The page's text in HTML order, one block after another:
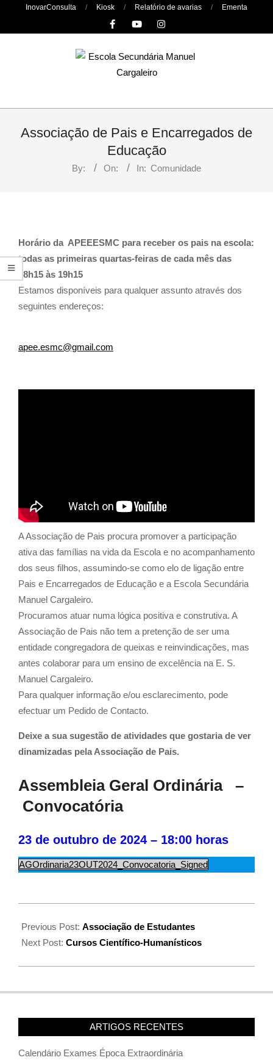
InovarConsulta Kiosk Relatório de avarias Ementa
Primary
Menu
Associação de Pais e Encarregados de
Educação
By: On: In: Comunidade
Horário da APEEESMC para receber os pais na escola:
todas as primeiras quartas-feiras de cada mês das
18h15 às 19h15
Estamos disponíveis para qualquer assunto através dos
seguintes endereços:
apee.esmc@gmail.com
A Associação de Pais procura promover a participação
ativa das famílias na vida da Escola e no acompanhamento
dos seus filhos, assumindo-se como elo de ligação entre
Pais e Encarregados de Educação e a Escola Secundária
Manuel Cargaleiro.
Procuramos atuar numa lógica positiva e construtiva. A
Associação de Pais não tem a pretenção de ser uma
entidade congregadora de queixas e reinvindicações, mas
antes colaborar para um ensino de excelência na E. S.
Manuel Cargaleiro.
Para qualquer informação e/ou esclarecimento, pode
efectuar um Pedido de Contacto.
Deixe a sua sugestão de atividades que gostaria de ver
dinamizadas pela Associação de Pais.
Assembleia Geral Ordinária –
Convocatória
23 de outubro de 2024 – 18:00 horas
AGOrdinaria23OUT2024_Convocatoria_Signed
Previous Post: Associação de Estudantes
Next Post: Cursos Científico-Humanísticos
ARTIGOS RECENTES
Calendário Exames Época Extraordinária